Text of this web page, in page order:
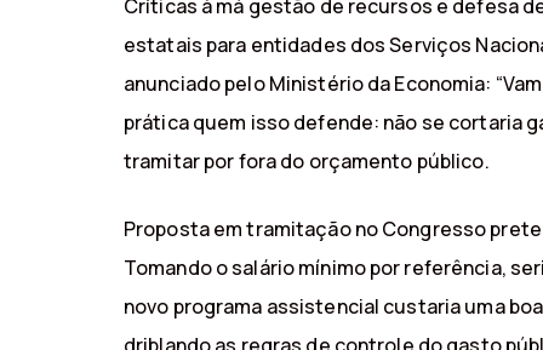
Críticas à má gestão de recursos e defesa
estatais para entidades dos Serviços
anunciado pelo Ministério da Economia:
prática quem isso defende: não se cortaria
tramitar por fora do orçamento público.
Proposta em tramitação no Congresso
Tomando o salário mínimo por referência,
novo programa assistencial custaria uma